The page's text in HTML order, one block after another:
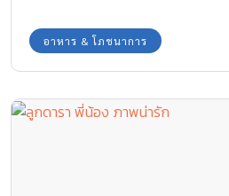
อาหาร & โภชนาการ